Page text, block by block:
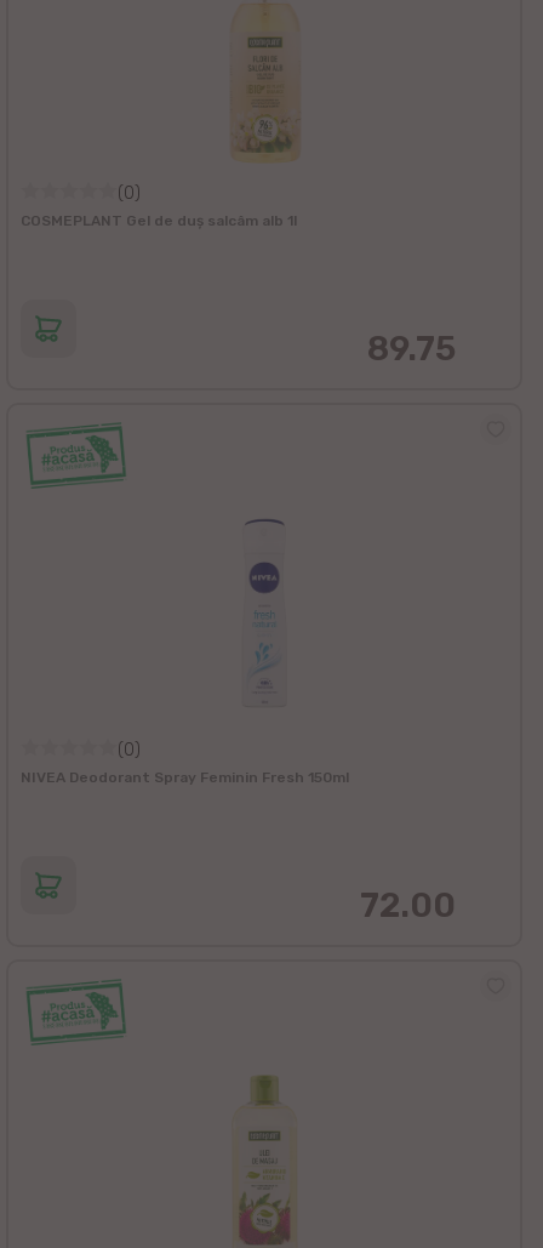
(0)
COSMEPLANT Gel de duș salcâm alb 1l
89.75
(0)
NIVEА Deodorant Spray Feminin Fresh 150ml
72.00